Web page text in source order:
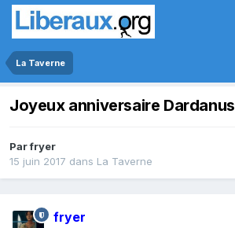
La Taverne
Joyeux anniversaire Dardanus
Parfryer
15 juin 2017 dans La Taverne
fryer